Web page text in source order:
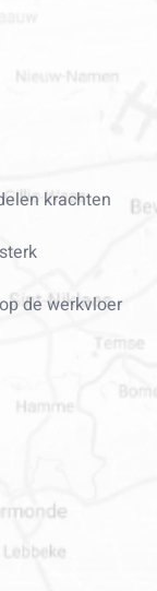
krachten
de werkvloer